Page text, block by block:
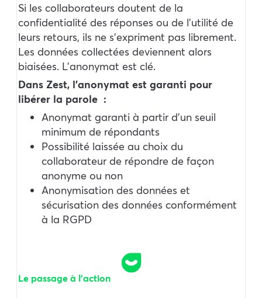
Si les collaborateurs doutent de la
confidentialité des réponses ou de l’utilité de
leurs retours, ils ne s’expriment pas librement.
Les données collectées deviennent alors
biaisées. L’anonymat est clé.
Dans Zest, l’anonymat est garanti pour
libérer la parole :
Anonymat garanti à partir d’un seuil
minimum de répondants
Possibilité laissée au choix du
collaborateur de répondre de façon
anonyme ou non
Anonymisation des données et
sécurisation des données conformément
à la RGPD
Le passage à l’action